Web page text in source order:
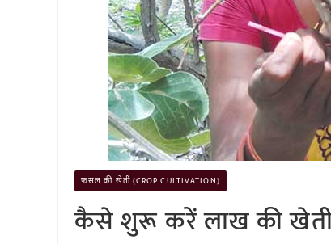
फसल की खेती (CROP CULTIVATION)
कैसे शुरू करें लाख की खेती?